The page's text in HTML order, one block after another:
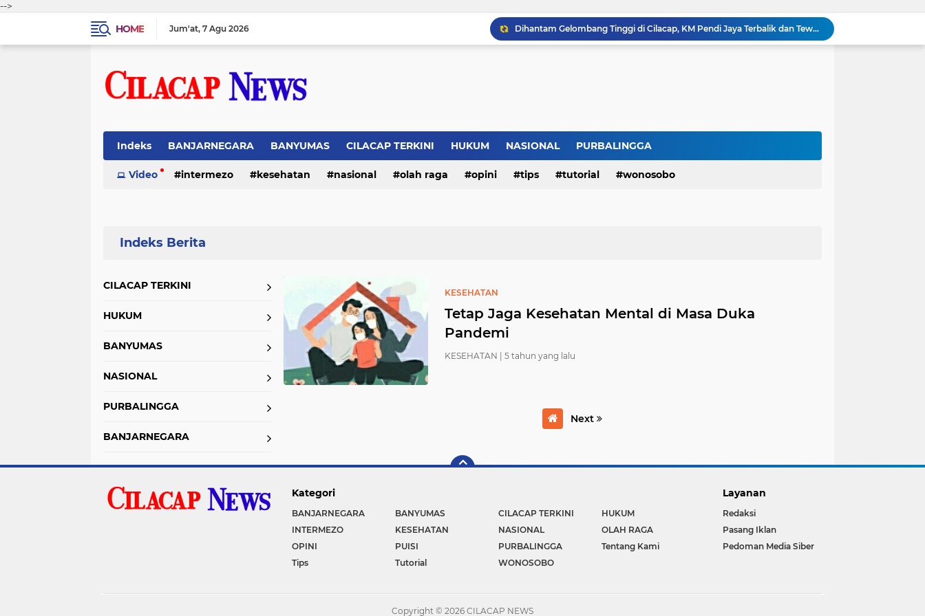
-->
HOME
Jum'at 7 Agu 2026
Dihantam Gelombang Tinggi di Cilacap, KM Pendi Jaya Terbalik dan Tewaskan 2 ABK
LBH Perisai Kebenaran Kirim 7 Advokat Senior Dalam Diklat Paralegal Posbankumdeskel Angkatan IX
Musnahkan Puluhan Ribu Dokumen Nikah, Ini Alasan Kemenag Cilacap
Indeks BANJARNEGARA BANYUMAS CILACAP TERKINI HUKUM NASIONAL PURBALINGGA
Video intermezo kesehatan nasional olah raga opini tips tutorial wonosobo
CILACAP TERKINI
HUKUM
BANYUMAS
NASIONAL
PURBALINGGA
BANJARNEGARA
KESEHATAN
Tetap Jaga Kesehatan Mental di Masa Duka
Pandemi
KESEHATAN | 5 tahun yang lalu
Next
Kategori
BANJARNEGARA BANYUMAS CILACAP TERKINI
HUKUM
INTERMEZO
KESEHATAN NASIONAL
OLAH RAGA
OPINI
PUISI PURBALINGGA
Tentang Kami
Tips
Tutorial WONOSOBO
Layanan
Redaksi
Pasang Iklan
Pedoman Media Siber
Copyright © 2026 CILACAP NEWS